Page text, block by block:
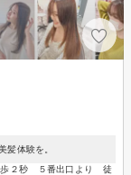
髪体験を。
歩２秒 ５番出口より 徒